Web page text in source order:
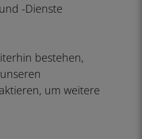
-Dienste
bestehen,
um weitere